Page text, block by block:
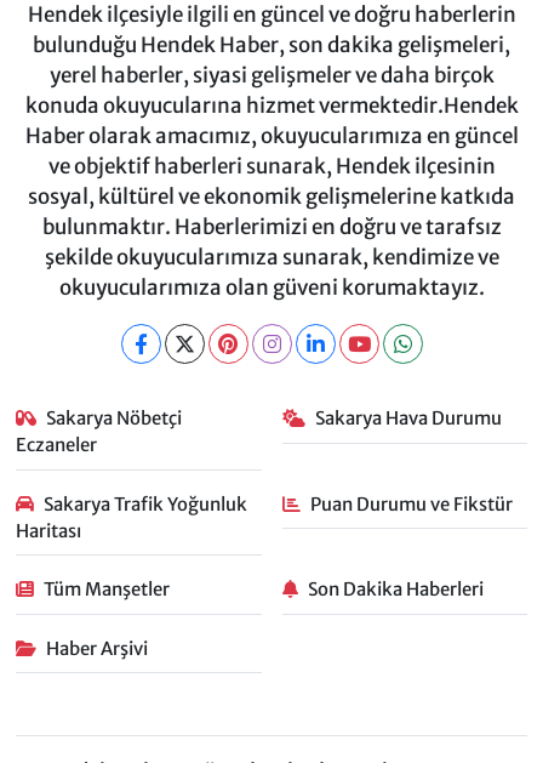
Hendek ilçesiyle ilgili en güncel ve doğru haberlerin
bulunduğu Hendek Haber, son dakika gelişmeleri,
yerel haberler, siyasi gelişmeler ve daha birçok
konuda okuyucularına hizmet vermektedir.Hendek
Haber olarak amacımız, okuyucularımıza en güncel
ve objektif haberleri sunarak, Hendek ilçesinin
sosyal, kültürel ve ekonomik gelişmelerine katkıda
bulunmaktır. Haberlerimizi en doğru ve tarafsız
şekilde okuyucularımıza sunarak, kendimize ve
okuyucularımıza olan güveni korumaktayız.
Sakarya Nöbetçi
Eczaneler
Sakarya Hava Durumu
Sakarya Trafik Yoğunluk
Haritası
Puan Durumu ve Fikstür
Tüm Manşetler Son Dakika Haberleri
Haber Arşivi